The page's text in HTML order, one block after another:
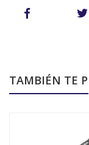
TAMBIÉN TE